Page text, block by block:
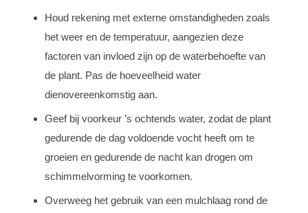
Houd rekening met externe omstandigheden zoals
het weer en de temperatuur, aangezien deze
factoren van invloed zijn op de waterbehoefte van
de plant. Pas de hoeveelheid water
dienovereenkomstig aan.
Geef bij voorkeur ’s ochtends water, zodat de plant
gedurende de dag voldoende vocht heeft om te
groeien en gedurende de nacht kan drogen om
schimmelvorming te voorkomen.
Overweeg het gebruik van een mulchlaag rond de